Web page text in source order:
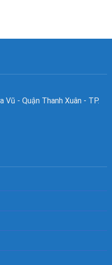
- Quận Thanh Xuân - TP.